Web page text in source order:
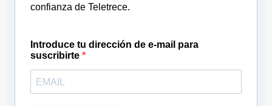
confianza de Teletrece.
Introduce tu dirección de e-mail para
suscribirte